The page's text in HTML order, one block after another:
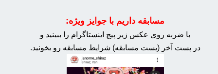
مسابقه داریم با جوایز ویژه:
با ضربه روی عکس زیر پیچ اینستاگرام را ببینید و
در پست آخر (پست مسابقه) شرایط مسابقه رو بخونید.